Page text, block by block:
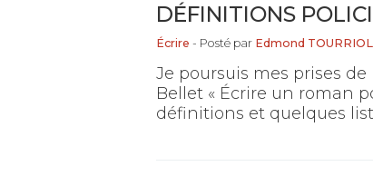
DÉFINITIONS
Écrire - Posté par Edmond TOURRIOL
Je poursuis mes prises
Bellet « Écrire un roman
définitions et quelques